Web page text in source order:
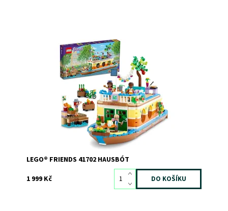
Kouzelná tradiční loď umožňuje dětem, které milují
přírodu, pracovat s jejich nejlepšími kamarády pro dobro
celé komunity
Skladem 2
9504
LEGO
LEGO® FRIENDS 41702 HAUSBÓT
1 999 Kč